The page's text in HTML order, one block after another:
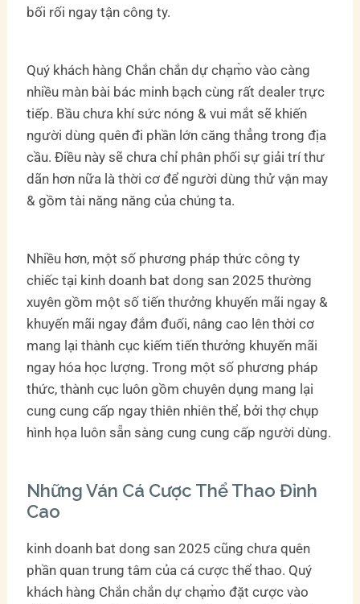
bối rối ngay tận công ty.
Quý khách hàng Chắn chắn dự chạm̀o vào càng
nhiều màn bài bác minh bạch cùng rất dealer trực
tiếp. Bầu chưa khí sức nóng & vui mắt sẽ khiến
người dùng quên đi phần lớn căng thẳng trong địa
cầu. Điều này sẽ chưa chỉ phân phối sự giải trí thư
dãn hơn nữa là thời cơ để người dùng thử vận may
& gồm tài năng năng của chúng ta.
Nhiều hơn, một số phương pháp thức công ty
chiếc tại kinh doanh bat dong san 2025 thường
xuyên gồm một số tiến thưởng khuyến mãi ngay &
khuyến mãi ngay đắm đuối, nâng cao lên thời cơ
mang lại thành cục kiếm tiến thưởng khuyến mãi
ngay hóa học lượng. Trong một số phương pháp
thức, thành cục luôn gồm chuyên dụng mang lại
cung cung cấp ngay thiên nhiên thể, bởi thợ chụp
hình họa luôn sẵn sàng cung cung cấp người dùng.
Những Ván Cá Cược Thể Thao Đỉnh
Cao
kinh doanh bat dong san 2025 cũng chưa quên
phần quan trung tâm của cá cược thể thao. Quý
khách hàng Chắn chắn dự chạm̀o đặt cược vào